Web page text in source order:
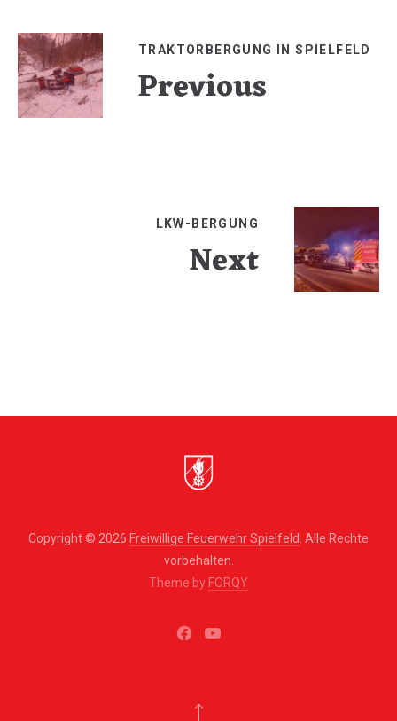
TRAKTORBERGUNG IN SPIELFELD
Previous
LKW-BERGUNG
Next
Copyright © 2026 Freiwillige Feuerwehr Spielfeld . Alle Rechte
vorbehalten.
Theme by FORQY
New New